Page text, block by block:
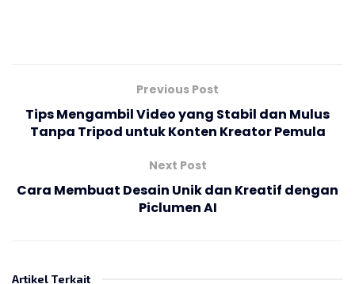
Previous Post
Tips Mengambil Video yang Stabil dan Mulus
Tanpa Tripod untuk Konten Kreator Pemula
Next Post
Cara Membuat Desain Unik dan Kreatif dengan
Piclumen AI
Artikel Terkait